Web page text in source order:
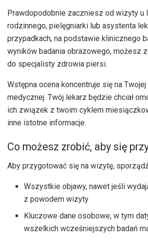
Prawdopodobnie zaczniesz od wizyty u
rodzinnego, pielęgniarki lub asystenta
przypadkach, na podstawie klinicznego
wyników badania obrazowego, możesz
do specjalisty zdrowia piersi.
Wstępna ocena koncentruje się na
medycznej. Twój lekarz będzie chciał
ich związek z twoim cyklem
inne istotne informacje.
Co możesz zrobić, aby się
Aby przygotować się na wizytę,
Wszystkie objawy, nawet jeśli
z powodem wizyty
Kluczowe dane osobowe, w tym
wszelkich wcześniejszych badań